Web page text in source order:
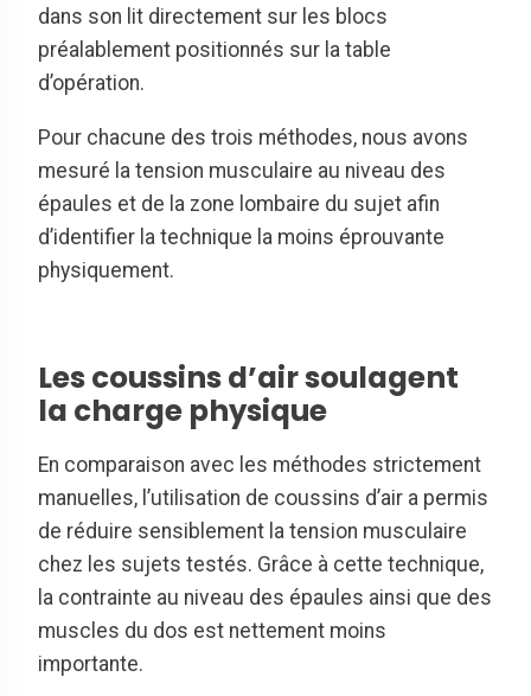
dans son lit directement sur les blocs
préalablement positionnés sur la table
d’opération.
Pour chacune des trois méthodes, nous avons
mesuré la tension musculaire au niveau des
épaules et de la zone lombaire du sujet afin
d’identifier la technique la moins éprouvante
physiquement.
Les coussins d’air soulagent
la charge physique
En comparaison avec les méthodes strictement
manuelles, l’utilisation de coussins d’air a permis
de réduire sensiblement la tension musculaire
chez les sujets testés. Grâce à cette technique,
la contrainte au niveau des épaules ainsi que des
muscles du dos est nettement moins
importante.